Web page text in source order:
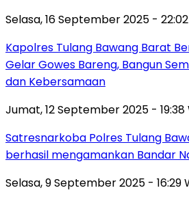
Selasa, 16 September 2025 -
Kapolres Tulang Bawang Barat
Gelar Gowes Bareng, Bangun
dan Kebersamaan
Jumat, 12 September 2025 - 19:38
Satresnarkoba Polres Tulang
berhasil mengamankan Bandar
Selasa, 9 September 2025 - 16:29